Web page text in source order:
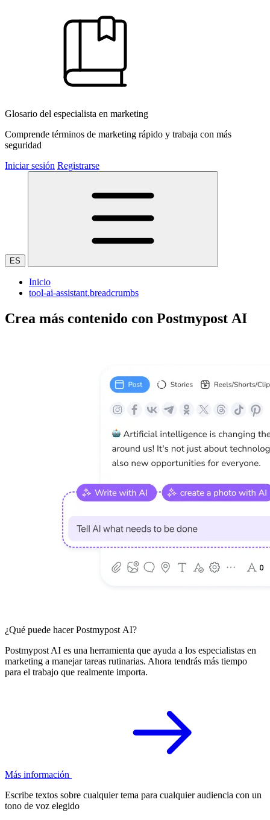
Glosario del especialista en marketing
Comprende términos de marketing rápido y trabaja con más
seguridad
Iniciar sesión Registrarse
ES
Inicio
tool-ai-assistant.breadcrumbs
Crea más contenido con Postmypost AI
¿Qué puede hacer Postmypost AI?
Postmypost AI es una herramienta que ayuda a los especialistas en
marketing a manejar tareas rutinarias. Ahora tendrás más tiempo
para el trabajo que realmente importa.
Más información
Escribe textos sobre cualquier tema para cualquier audiencia con un
tono de voz elegido